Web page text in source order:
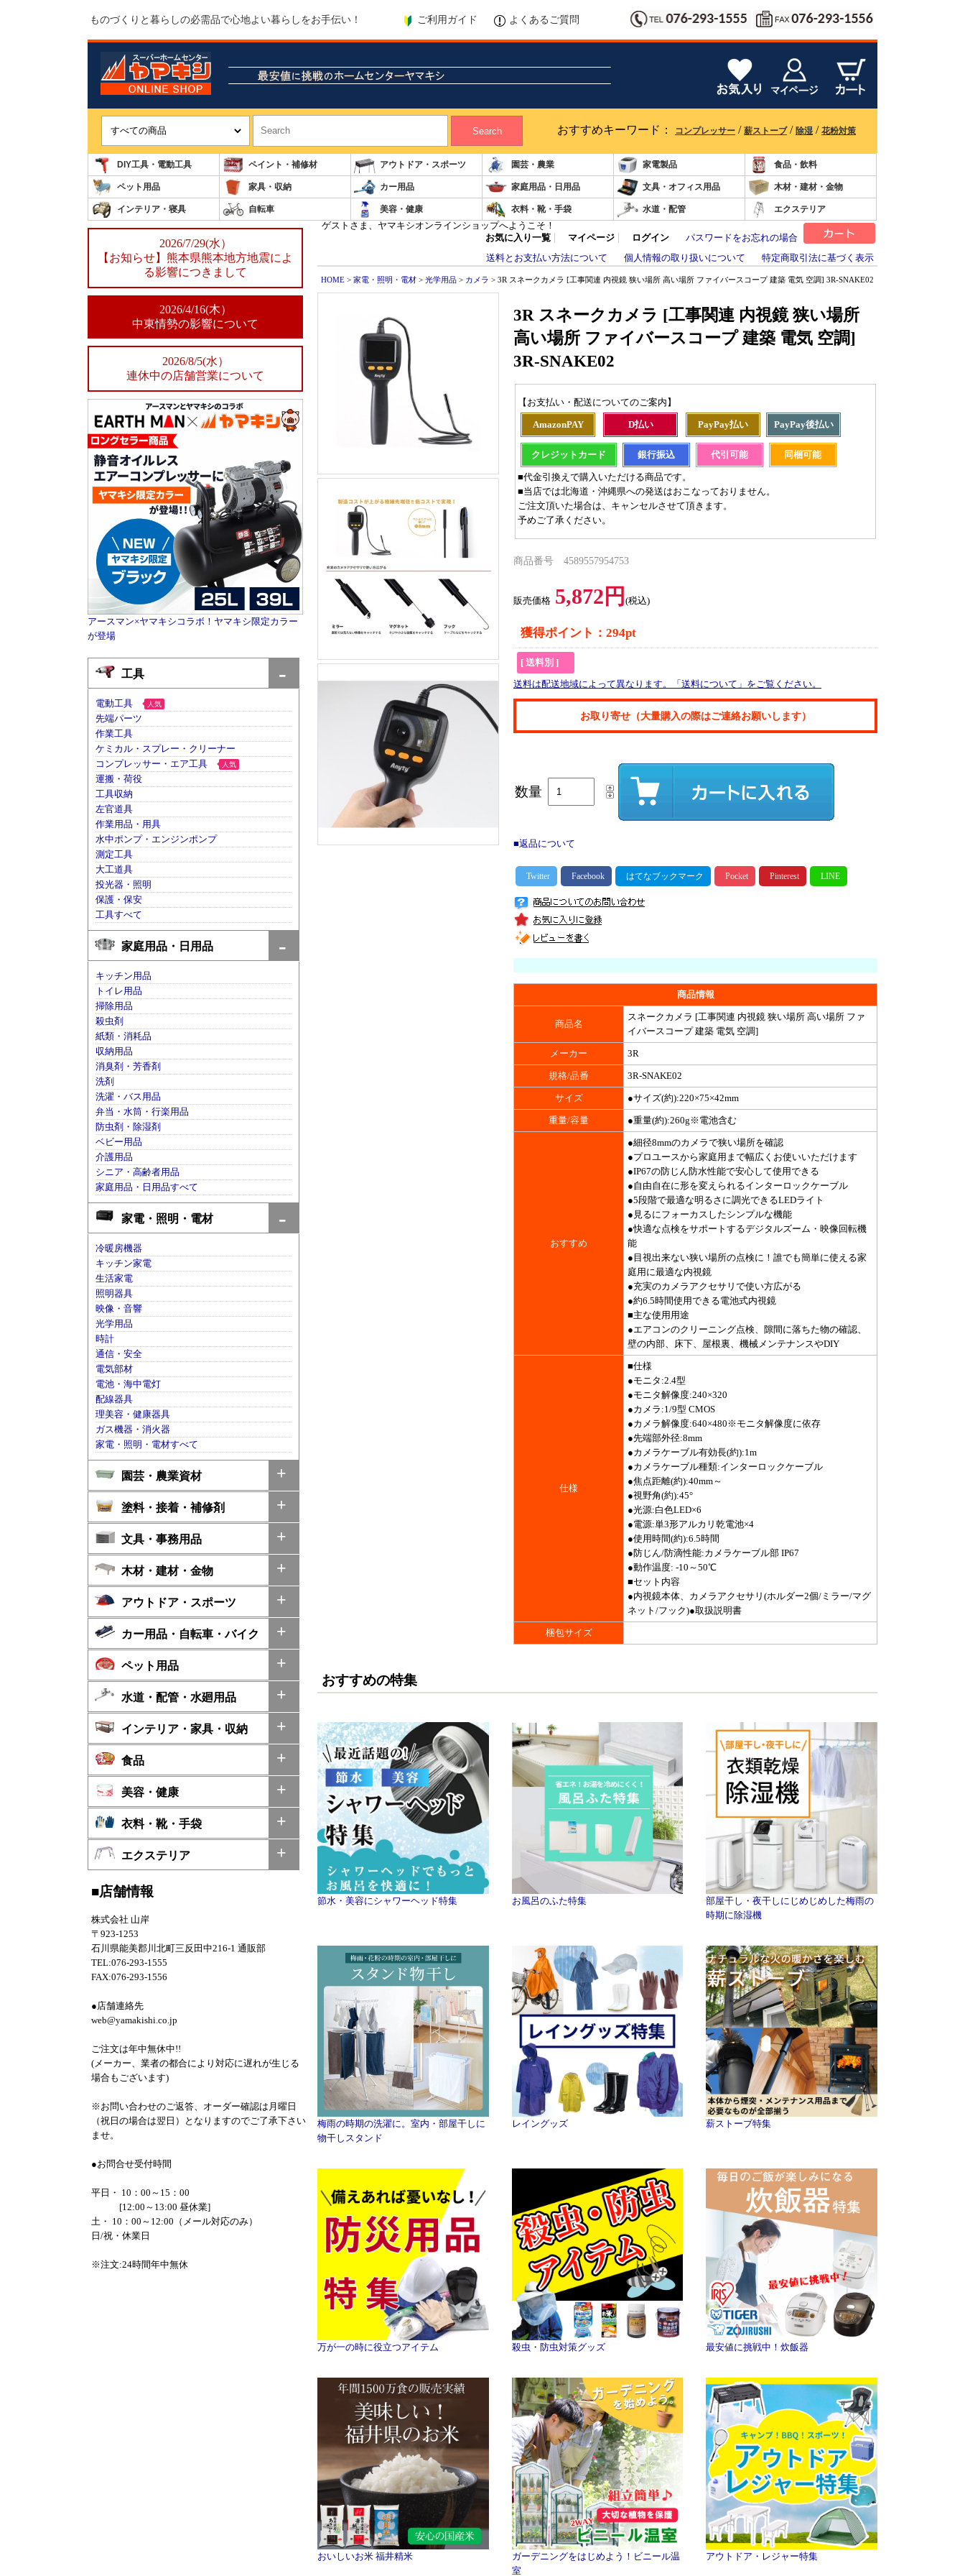
ものづくりと暮らしの必需品で心地よい暮らしをお手伝い！ ご利用ガイド よくあるご質問
Search おすすめキーワード： コンプレッサー / 薪ストーブ/ 除湿 / 花粉対策
DIY工具・電動工具 ペイント・補修材 アウトドア・スポーツ 園芸・農業 家電製品 食品・飲料
ペット用品 家具・収納 カー用品 家庭用品・日用品 文具・オフィス用品 木材・建材・金物
インテリア・寝具 自転車 美容・健康 衣料・靴・手袋 水道・配管 エクステリア
2026/7/29(水）
【お知らせ】熊本県熊本地方地震によ
る影響につきまして
2026/4/16(木）
中東情勢の影響について
2026/8/5(水）
連休中の店舗営業について
アースマン×ヤマキシコラボ！ヤマキシ限定カラー
が登場
工具
電動工具 人気
先端パーツ
作業工具
ケミカル・スプレー・クリーナー
コンプレッサー・エア工具
人気
運搬・荷役
工具収納
左官道具
作業用品・用具
水中ポンプ・エンジンポンプ
測定工具
大工道具
投光器・照明
保護・保安
工具すべて
家庭用品・日用品
キッチン用品
トイレ用品
掃除用品
殺虫剤
紙類・消耗品
収納用品
消臭剤・芳香剤
洗剤
洗濯・バス用品
弁当・水筒・行楽用品
防虫剤・除湿剤
ベビー用品
介護用品
シニア・高齢者用品
家庭用品・日用品すべて
家電・照明・電材
冷暖房機器
キッチン家電
生活家電
照明器具
映像・音響
光学用品
時計
通信・安全
電気部材
電池・海中電灯
配線器具
理美容・健康器具
ガス機器・消火器
家電・照明・電材すべて
園芸・農業資材
塗料・接着・補修剤
文具・事務用品
木材・建材・金物
アウトドア・スポーツ
カー用品・自転車・バイク
ペット用品
水道・配管・水廻用品
インテリア・家具・収納
食品
美容・健康
衣料・靴・手袋
エクステリア
■店舗情報
株式会社 山岸
〒923-1253
石川県能美郡川北町三反田中216-1 通販部
TEL:076-293-1555
FAX:076-293-1556
●店舗連絡先
web@yamakishi.co.jp
ご注文は年中無休中!!
(メーカー、業者の都合により対応に遅れが生じる
場合もございます)
※お問い合わせのご返答、オーダー確認は月曜日
（祝日の場合は翌日）となりますのでご了承下さい
ませ。
●お問合せ受付時間
平日・ 10：00～15：00
[12:00～13:00 昼休業]
土・ 10：00～12:00（メール対応のみ）
日/祝・休業日
※注文:24時間年中無休
ゲストさま、ヤマキシオンラインショップへようこそ！
お気に入り一覧
マイページ ログイン
パスワードをお忘れの場合
送料とお支払い方法について
個人情報の取り扱いについて 特定商取引法に基づく表示
HOME > 家電・照明・電材 > 光学用品 > カメラ > 3R スネークカメラ [工事関連 内視鏡 狭い場所 高い場所 ファイバースコープ 建築 電気 空調] 3R-SNAKE02
3R スネークカメラ [工事関連 内視鏡 狭い場所
高い場所 ファイバースコープ 建築 電気 空調]
3R-SNAKE02
【お支払い・配送についてのご案内】
AmazonPAY D払い PayPay払い PayPay後払い
クレジットカード 銀行振込 代引可能 同梱可能
■代金引換えで購入いただける商品です。
■当店では北海道・沖縄県への発送はおこなっておりません。
ご注文頂いた場合は、キャンセルさせて頂きます。
予めご了承ください。
商品番号 4589557954753
販売価格 5,872円(税込)
獲得ポイント：294pt
[ 送料別 ]
送料は配送地域によって異なります。「送料について」をご覧ください。
お取り寄せ（大量購入の際はご連絡お願いします）
数量
■返品について
商品情報
商品名
スネークカメラ [工事関連 内視鏡 狭い場所 高い場所 ファ
イバースコープ 建築 電気 空調]
メーカー 3R
規格/品番 3R-SNAKE02
サイズ ●サイズ(約):220×75×42mm
重量/容量 ●重量(約):260g※電池含む
おすすめ
●細径8mmのカメラで狭い場所を確認
●プロユースから家庭用まで幅広くお使いいただけます
●IP67の防じん防水性能で安心して使用できる
●自由自在に形を変えられるインターロックケーブル
●5段階で最適な明るさに調光できるLEDライト
●見るにフォーカスしたシンプルな機能
●快適な点検をサポートするデジタルズーム・映像回転機
能
●目視出来ない狭い場所の点検に！誰でも簡単に使える家
庭用に最適な内視鏡
●充実のカメラアクセサリで使い方広がる
●約6.5時間使用できる電池式内視鏡
■主な使用用途
●エアコンのクリーニング点検、隙間に落ちた物の確認、
壁の内部、床下、屋根裏、機械メンテナンスやDIY
仕様
■仕様
●モニタ:2.4型
●モニタ解像度:240×320
●カメラ:1/9型 CMOS
●カメラ解像度:640×480※モニタ解像度に依存
●先端部外径:8mm
●カメラケーブル有効長(約):1m
●カメラケーブル種類:インターロックケーブル
●焦点距離(約):40mm～
●視野角(約):45°
●光源:白色LED×6
●電源:単3形アルカリ乾電池×4
●使用時間(約):6.5時間
●防じん/防滴性能:カメラケーブル部 IP67
●動作温度: -10～50℃
■セット内容
●内視鏡本体、カメラアクセサリ(ホルダー2個/ミラー/マグ
ネット/フック)●取扱説明書
梱包サイズ
おすすめの特集
節水・美容にシャワーヘッド特集 お風呂のふた特集
部屋干し・夜干しにじめじめした梅雨の
時期に除湿機
梅雨の時期の洗濯に。室内・部屋干しに
物干しスタンド
レイングッズ 薪ストーブ特集
万が一の時に役立つアイテム 殺虫・防虫対策グッズ 最安値に挑戦中！炊飯器
おいしいお米 福井精米
ガーデニングをはじめよう！ビニール温
室
アウトドア・レジャー特集